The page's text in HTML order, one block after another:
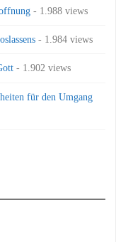
- 1.988 views
- 1.984 views
- 1.902 views
für den Umgang